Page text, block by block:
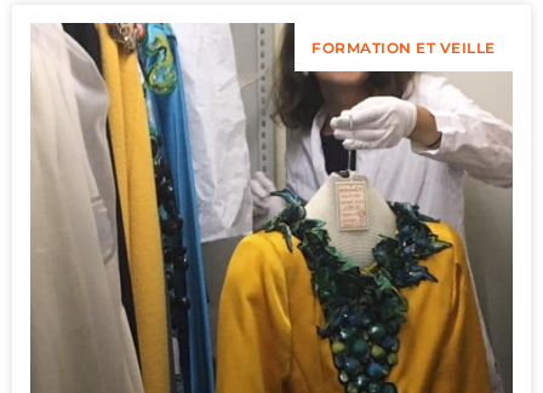
FORMATION ET VEILLE